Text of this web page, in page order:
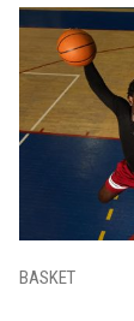
BASKET